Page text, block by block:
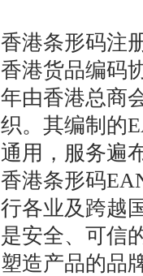
香港条形码注
香港货品编码
年由香港总商
织。其编制的
通用，服务遍
香港条形码
行各业及跨越
是安全、可信
塑造产品的品